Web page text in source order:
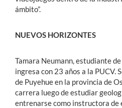
ámbito”.
NUEVOS HORIZONTES
Tamara Neumann, estudiante
ingresa con 23 años a la PUCV.
de Puyehue en la provincia de
carrera luego de estudiar
entrenarse como instructora de